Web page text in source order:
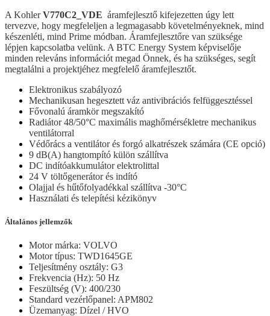
A KohlerV770C2_VDE áramfejlesztő kifejezetten úgy lett
tervezve, hogy megfeleljen a legmagasabb követelményeknek, mind
készenléti, mind Prime módban. Áramfejlesztőre van szüksége
lépjen kapcsolatba velünk. A BTC Energy System képviselője
minden releváns információt megad Önnek, és ha szükséges, segít
megtalálni a projektjéhez megfelelő áramfejlesztőt.
Elektronikus szabályozó
Mechanikusan hegesztett váz antivibrációs felfüggesztéssel
Fővonalú áramkör megszakító
Radiátor 48/50°C maximális maghőmérsékletre mechanikus
ventilátorral
Védőrács a ventilátor és forgó alkatrészek számára (CE opció)
9 dB(A) hangtompító külön szállítva
DC indítóakkumulátor elektrolittal
24 V töltőgenerátor és indító
Olajjal és hűtőfolyadékkal szállítva -30°C
Használati és telepítési kézikönyv
Általános jellemzők
Motor márka: VOLVO
Motor típus: TWD1645GE
Teljesítmény osztály: G3
Frekvencia (Hz): 50 Hz
Feszültség (V): 400/230
Standard vezérlőpanel: APM802
Üzemanyag: Dízel / HVO